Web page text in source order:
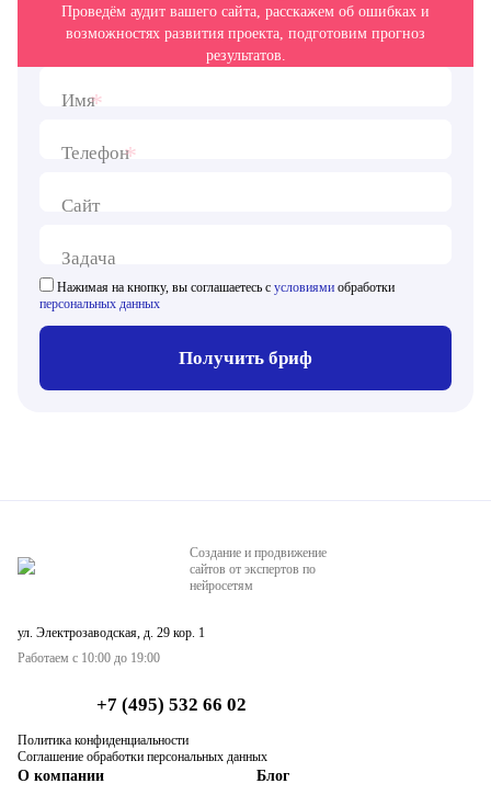
Проведём аудит вашего сайта, расскажем об ошибках и
возможностях развития проекта, подготовим прогноз
результатов.
Имя*
Телефон*
Сайт
Задача
Нажимая на кнопку, вы соглашаетесь с условиями обработки
персональных данных
Получить бриф
Создание и продвижение
сайтов от экспертов по
нейросетям
ул. Электрозаводская, д. 29 кор. 1
Работаем с 10:00 до 19:00
+7 (495) 532 66 02
Политика конфиденциальности
Соглашение обработки персональных данных
О компании Блог